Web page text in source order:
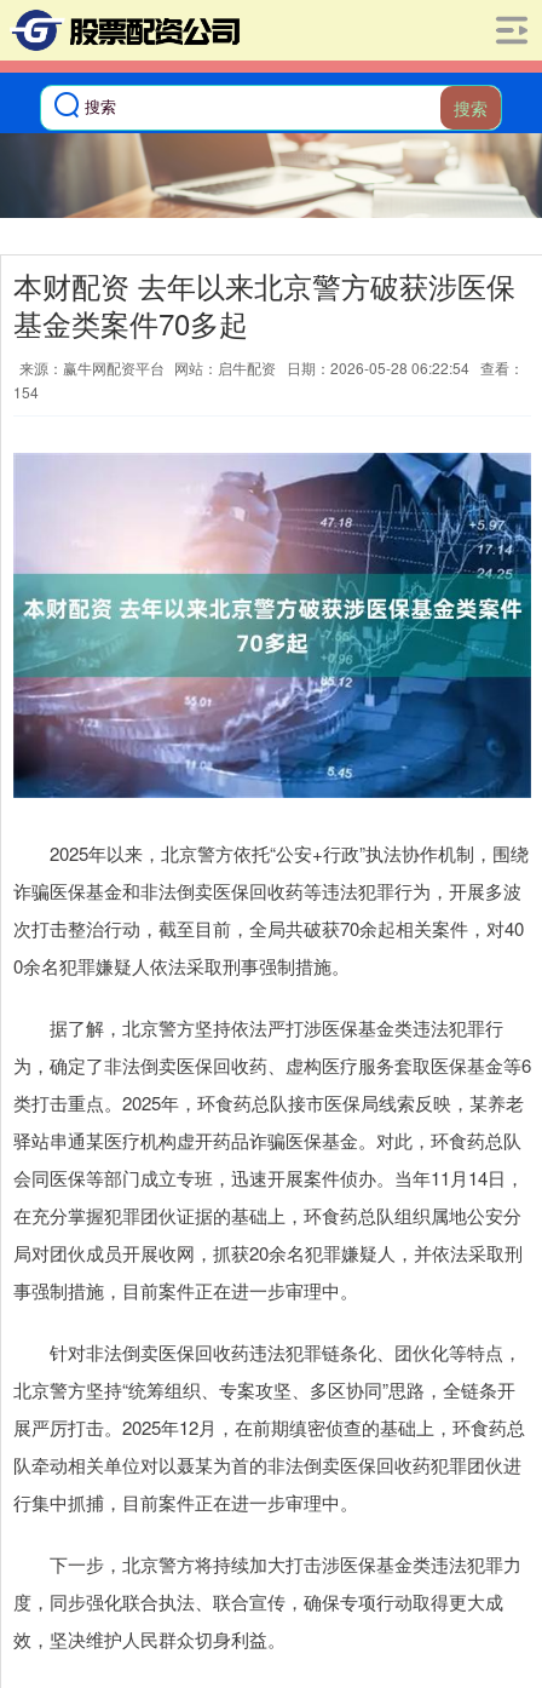
搜索
本财配资 去年以来北京警方破获涉医保
基金类案件70多起
来源：赢牛网配资平台 网站：启牛配资 日期：2026-05-28 06:22:54 查看：
154
2025年以来，北京警方依托“公安+行政”执法协作机制，围绕
诈骗医保基金和非法倒卖医保回收药等违法犯罪行为，开展多波
次打击整治行动，截至目前，全局共破获70余起相关案件，对40
0余名犯罪嫌疑人依法采取刑事强制措施。
据了解，北京警方坚持依法严打涉医保基金类违法犯罪行
为，确定了非法倒卖医保回收药、虚构医疗服务套取医保基金等6
类打击重点。2025年，环食药总队接市医保局线索反映，某养老
驿站串通某医疗机构虚开药品诈骗医保基金。对此，环食药总队
会同医保等部门成立专班，迅速开展案件侦办。当年11月14日，
在充分掌握犯罪团伙证据的基础上，环食药总队组织属地公安分
局对团伙成员开展收网，抓获20余名犯罪嫌疑人，并依法采取刑
事强制措施，目前案件正在进一步审理中。
针对非法倒卖医保回收药违法犯罪链条化、团伙化等特点，
北京警方坚持“统筹组织、专案攻坚、多区协同”思路，全链条开
展严厉打击。2025年12月，在前期缜密侦查的基础上，环食药总
队牵动相关单位对以聂某为首的非法倒卖医保回收药犯罪团伙进
行集中抓捕，目前案件正在进一步审理中。
下一步，北京警方将持续加大打击涉医保基金类违法犯罪力
度，同步强化联合执法、联合宣传，确保专项行动取得更大成
效，坚决维护人民群众切身利益。